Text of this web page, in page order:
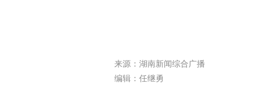
来源：湖南新闻综合广播
编辑：任继勇